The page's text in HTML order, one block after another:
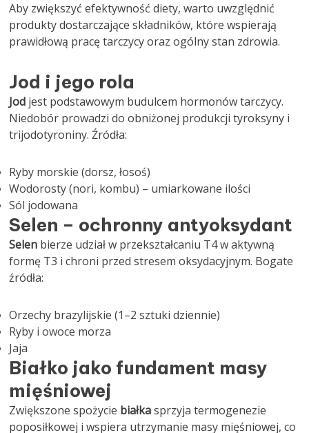
Aby zwiększyć efektywność diety, warto uwzględnić
produkty dostarczające składników, które wspierają
prawidłową pracę tarczycy oraz ogólny stan zdrowia.
Jod i jego rola
Jod jest podstawowym budulcem hormonów tarczycy.
Niedobór prowadzi do obniżonej produkcji tyroksyny i
trijodotyroniny. Źródła:
Ryby morskie (dorsz, łosoś)
Wodorosty (nori, kombu) – umiarkowane ilości
Sól jodowana
Selen – ochronny antyoksydant
Selen bierze udział w przekształcaniu T4 w aktywną
formę T3 i chroni przed stresem oksydacyjnym. Bogate
źródła:
Orzechy brazylijskie (1–2 sztuki dziennie)
Ryby i owoce morza
Jaja
Białko jako fundament masy
mięśniowej
Zwiększone spożycie białkasprzyja termogenezie
poposiłkowej i wspiera utrzymanie masy mięśniowej, co